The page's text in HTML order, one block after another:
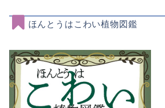
ほんとうはこわい植物図鑑